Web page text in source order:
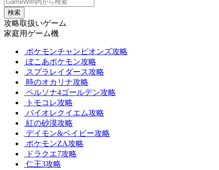
検索
攻略取扱いゲーム
家庭用ゲーム機
ポケモンチャンピオンズ攻略
ぽこあポケモン攻略
スプラレイダース攻略
時のオカリナ攻略
ペルソナ4ゴールデン攻略
トモコレ攻略
バイオレクイエム攻略
紅の砂漠攻略
デイモン&ベイビー攻略
ポケモンZA攻略
ドラクエ7攻略
仁王3攻略